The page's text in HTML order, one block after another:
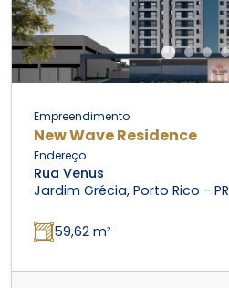
Empreendimento
New Wave Residence
Endereço
Rua Venus
Jardim Grécia, Porto Rico - PR
59,62 m²